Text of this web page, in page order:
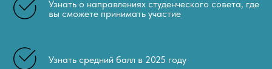
Узнать о направлениях студенческого совета, где
вы сможете принимать участие
Узнать средний балл в 2025 году